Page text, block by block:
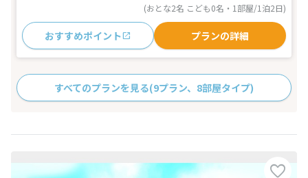
(おとな2名 こども0名・1部屋/1泊2日)
おすすめポイント プランの詳細
すべてのプランを見る(9プラン、8部屋タイプ)